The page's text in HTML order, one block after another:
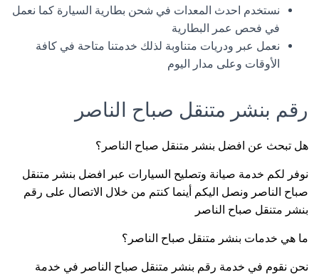
نستخدم احدث المعدات في شحن بطارية السيارة كما نعمل
في فحص عمر البطارية
نعمل عبر ودريات متناوبة لذلك خدمتنا متاحة في كافة
الأوقات وعلى مدار اليوم
رقم بنشر متنقل صباح الناصر
هل تبحث عن افضل بنشر متنقل صباح الناصر؟
نوفر لكم خدمة صيانة وتصليح السيارات عبر افضل بنشر متنقل
صباح الناصر ونصل اليكم أينما كنتم من خلال الاتصال على رقم
بنشر متنقل صباح الناصر
ما هي خدمات بنشر متنقل صباح الناصر؟
نحن نقوم في خدمة رقم بنشر متنقل صباح الناصر في خدمة